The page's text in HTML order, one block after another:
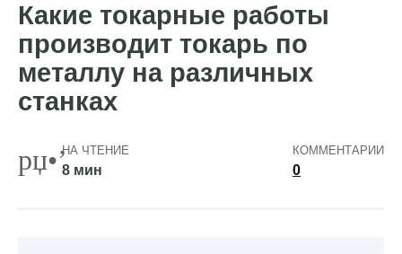
Какие токарные работы
производит токарь по
металлу на различных
станках
НА ЧТЕНИЕ
8 мин
КОММЕНТАРИИ
0